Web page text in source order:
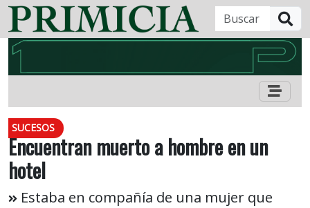
SUCESOS
Encuentran muerto a hombre en un
hotel
Estaba en compañía de una mujer que